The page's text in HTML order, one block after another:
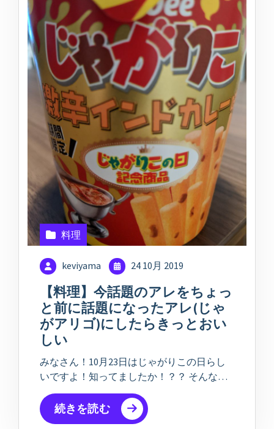
料理
keviyama 24 10月 2019
【料理】今話題のアレをちょっ
と前に話題になったアレ(じゃ
がアリゴ)にしたらきっとおい
しい
みなさん！10月23日はじゃがりこの日らし
いですよ！知ってましたか！？？ そんな…
続きを読む